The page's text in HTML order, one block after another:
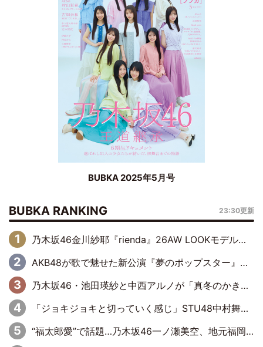
BUBKA 2025年5月号
BUBKA RANKING 23:30更新
乃木坂46金川紗耶『rienda』26AW LOOKモデルに就任
AKB48が歌で魅せた新公演『夢のポップスター』 初日から全身全霊のステージ
乃木坂46・池田瑛紗と中西アルノが「真冬のかき氷」騒動で火花散らす！ 因縁の裏にあるのは、逆境をともに“凌”ぐ似た者同士の絆
「ジョキジョキと切っていく感じ」STU48中村舞、新しい挑戦は自らの手で
“福太郎愛”で話題…乃木坂46一ノ瀬美空、地元福岡『めんべい25周年トップサポーター』に就任